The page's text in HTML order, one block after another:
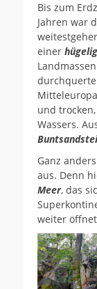
Bis zum
Jahren war
einer
und
Wassers.
Ganz
aus. Denn
Meer, das
weiter